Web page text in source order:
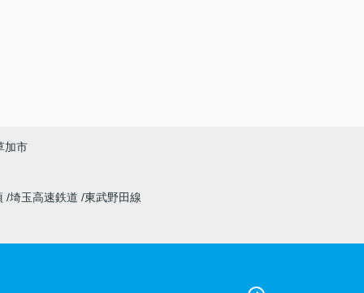
加市
埼玉高速鉄道 東武野田線